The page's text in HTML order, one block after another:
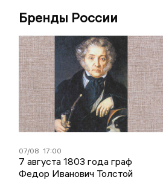
Бренды России
07/08 17:00
7 августа 1803 года граф
Федор Иванович Толстой